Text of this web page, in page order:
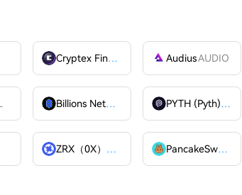
Cryptex Finance AudiusAUDIO
Billions Network PYTH (Pyth)
PYTH
ZRX（0X）
ZRX PancakeSwap